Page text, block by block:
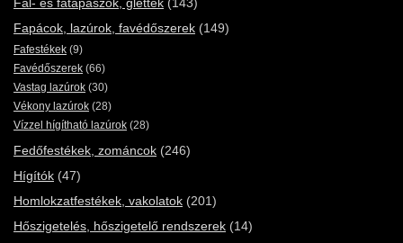
Fapácok, lazúrok, favédőszerek (149)
Fafestékek (9)
Favédőszerek (66)
Vastag lazúrok (30)
Vékony lazúrok (28)
Vízzel hígítható lazúrok (28)
Fedőfestékek, zománcok (246)
Hígítók (47)
Homlokzatfestékek, vakolatok (201)
Hőszigetelés, hőszigetelő rendszerek (14)